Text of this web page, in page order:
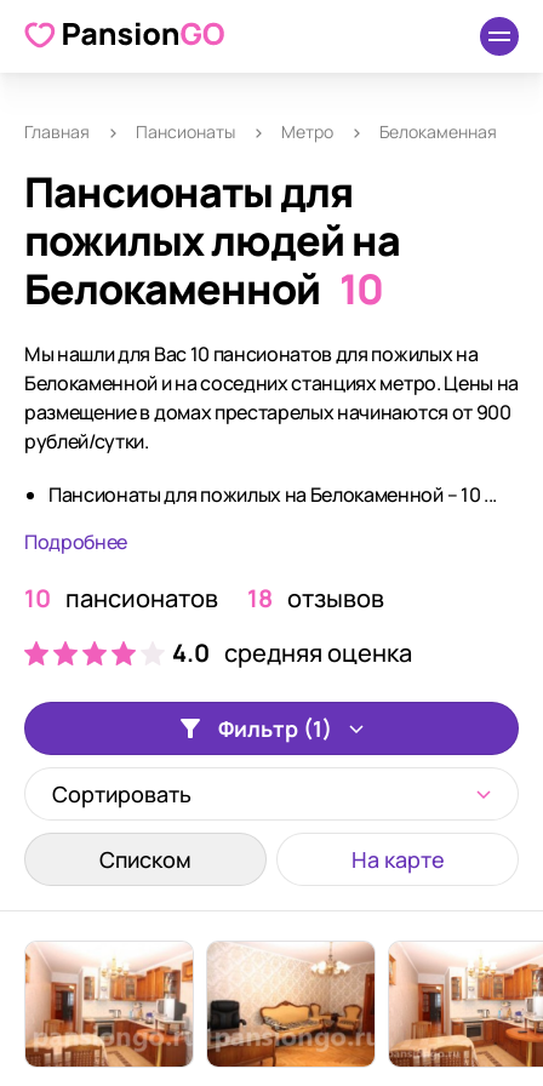
Главная Пансионаты Метро Белокаменная
Пансионаты для
пожилых людей на
Белокаменной 10
Мы нашли для Вас 10 пансионатов для пожилых на
Белокаменной и на соседних станциях метро. Цены на
размещение в домах престарелых начинаются от 900
рублей/сутки.
Пансионаты для пожилых на Белокаменной – 10 ...
Подробнее
10 пансионатов 18 отзывов
4.0 средняя оценка
Фильтр (1)
Сортировать
Списком На карте